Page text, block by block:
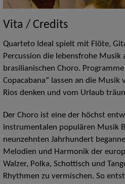
Vita / Credits
Quarteto Ideal spielt mit Flöte,
Percussion die lebensfrohe Musik
brasilianischen Choro.
Copacabana“ lassen an die Musik
Rios denken und vom Urlaub
Der Choro ist eine der höchst
instrumentalen populären Musik
neunzehnten Jahrhundert
Melodien und Harmonik der
Walzer, Polka, Schottisch und
Rhythmen zu vermischen. So